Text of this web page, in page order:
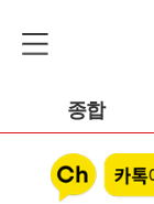
종합